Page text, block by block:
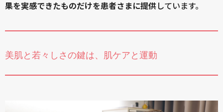
果を実感できたものだけを患者さまに提供 しています。
美肌と若々しさの鍵は、肌ケアと運動